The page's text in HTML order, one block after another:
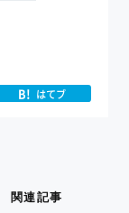
B! はてブ
関連記事